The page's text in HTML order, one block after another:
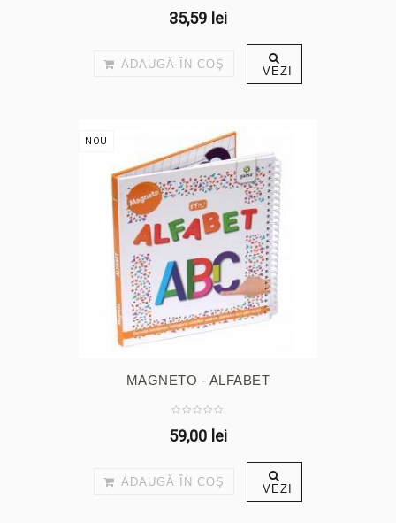
35,59 lei
ADAUGĂ ÎN COŞ VEZI
NOU
MAGNETO - ALFABET
59,00 lei
ADAUGĂ ÎN COŞ VEZI